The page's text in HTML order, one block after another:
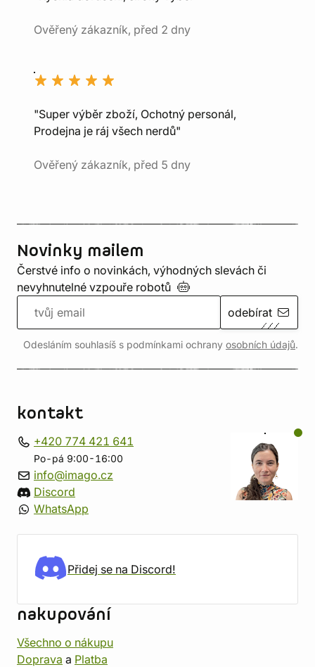
Ověřený zákazník, před 2 dny
"Super výběr zboží, Ochotný personál,
Prodejna je ráj všech nerdů"
Ověřený zákazník, před 5 dny
Novinky mailem
Čerstvé info o novinkách, výhodných slevách či
nevyhnutelné vzpouře robotů
odebírat
Odesláním souhlasíš s podmínkami ochrany osobních údajů.
kontakt
+420 774 421 641
Po-pá 9:00-16:00
info@imago.cz
Discord
WhatsApp
Přidej se na Discord!
nakupování
Všechno o nákupu
Doprava a Platba